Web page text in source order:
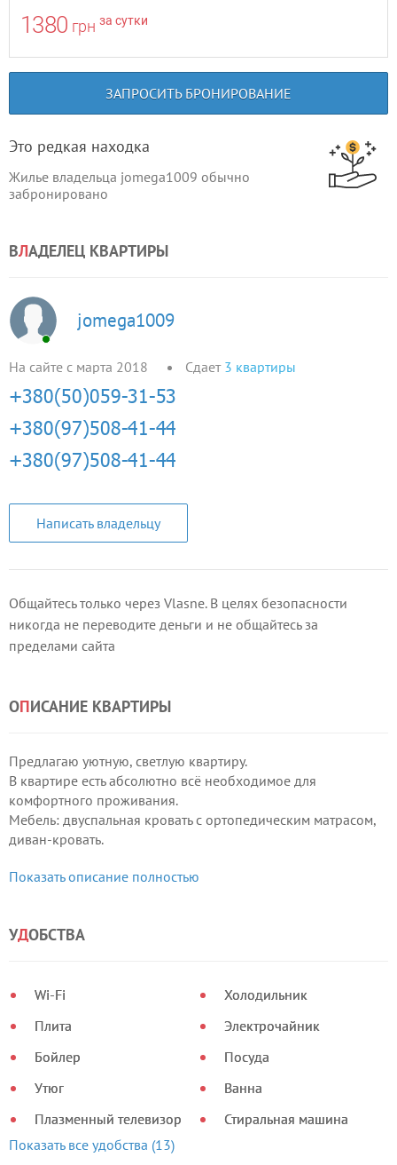
1380 грн за сутки
ЗАПРОСИТЬ БРОНИРОВАНИЕ
Это редкая находка
Жилье владельца jomega1009 обычно
забронировано
ВЛАДЕЛЕЦ КВАРТИРЫ
jomega1009
На сайте с марта 2018 Сдает 3 квартиры
Написать владельцу
Общайтесь только через Vlasne. В целях безопасности
никогда не переводите деньги и не общайтесь за
пределами сайта
ОПИСАНИЕ КВАРТИРЫ
Предлагаю уютную, светлую квартиру.
В квартире есть абсолютно всё необходимое для
комфортного проживания.
Мебель: двуспальная кровать с ортопедическим матрасом,
диван-кровать.
Техника: холодильник, микроволновая печь, стиральная
Показать описание полностью
УДОБСТВА
Wi-Fi
Плита
Бойлер
Утюг
Плазменный телевизор
Холодильник
Электрочайник
Посуда
Ванна
Стиральная машина
Показать все удобства (13)